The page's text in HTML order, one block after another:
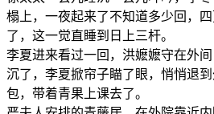
榻上，一夜起来了不知道多少回，
了，这一觉直睡到日上三杆。
李夏进来看过一回，洪嬷嬷守在外
沉了，李夏掀帘子瞄了眼，悄悄退
包，带着青果上课去了。